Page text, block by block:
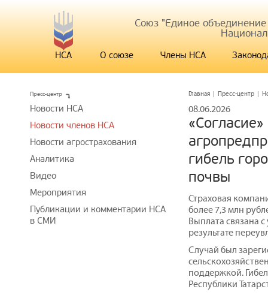
Союз "Единое
НСА О союзе Члены НСА
Главная | Пресс-центр |
08.06.2026
гибель
почвы
Страховая
более 7,3 млн
Выплата связана
результате
Случай был
поддержкой.
Республики
Пресс-центр
Новости НСА
Новости членов НСА
Новости агрострахования
Аналитика
Видео
Мероприятия
Публикации и комментарии НСА
в СМИ